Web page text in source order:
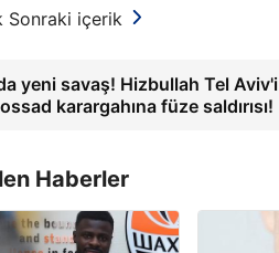
Sonraki içerik
yeni savaş! Hizbullah Tel Aviv'i
karargahına füze saldırısı!
Haberler